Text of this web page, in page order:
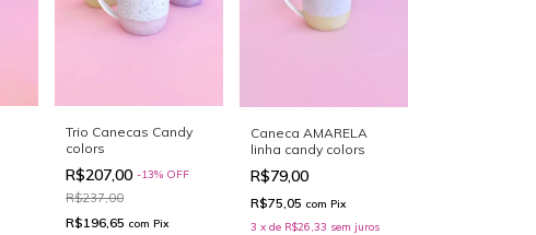
Trio Canecas Candy
colors
R$207,00 -13% OFF
R$237,00
R$196,65 com Pix
Caneca AMARELA
linha candy colors
R$79,00
R$75,05 com Pix
3 x de R$26,33 sem juros